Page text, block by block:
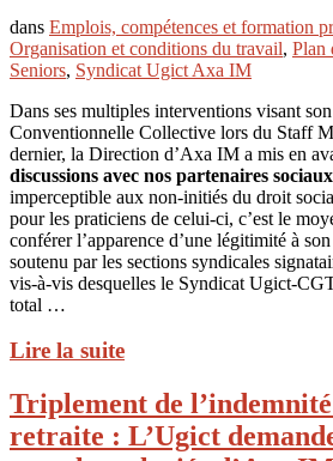
dans Emplois, compétences et formation
Organisation et conditions du travail, Plan
Seniors, Syndicat Ugict Axa IM
Dans ses multiples interventions visant
Conventionnelle Collective lors du Staff
dernier, la Direction d’Axa IM a mis en
discussions avec nos partenaires
imperceptible aux non-initiés du droit
pour les praticiens de celui-ci, c’est le
conférer l’apparence d’une légitimité à
soutenu par les sections syndicales
vis-à-vis desquelles le Syndicat Ugict-
total …
Lire la suite
Triplement de
retraite : L’Ugict